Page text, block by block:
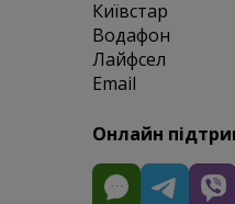
Київстар
Водафон
Лайфсел
Email
Онлайн